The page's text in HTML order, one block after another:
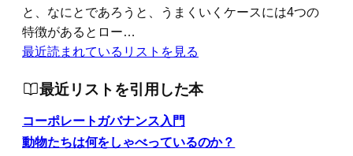
と、なにとであろうと、うまくいくケースには4つの
特徴があるとロー…
最近読まれているリストを見る
最近リストを引用した本
コーポレートガバナンス入門
動物たちは何をしゃべっているのか？